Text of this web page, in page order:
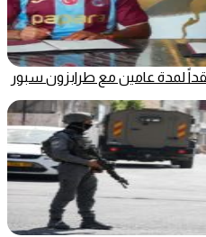
لمدة عامين مع طرابزون سبور